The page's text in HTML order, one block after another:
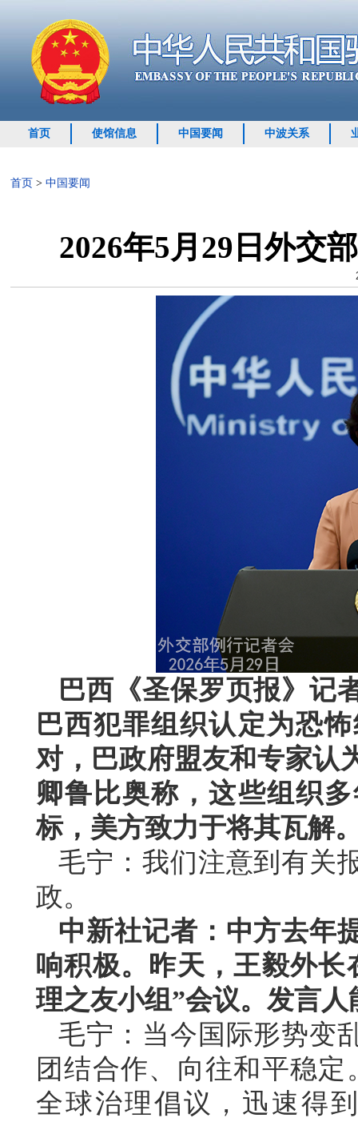
首页 使馆信息 中国要闻 中波关系
首页 > 中国要闻
2026年5月29日外交
巴西《圣保罗页报》记
巴西犯罪组织认定为恐
对，巴政府盟友和专家认
卿鲁比奥称，这些组织
标，美方致力于将其瓦解
毛宁：我们注意到有关
政。
中新社记者：中方去年
响积极。昨天，王毅外
理之友小组”会议。发言
毛宁：当今国际形势变
团结合作、向往和平稳
全球治理倡议，迅速得